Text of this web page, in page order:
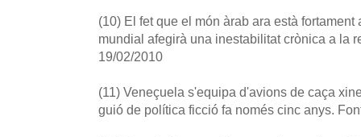
(10) El fet que el món àrab ara està
mundial afegirà una inestabilitat crònica a la
19/02/2010
(11) Veneçuela s'equipa d'avions de caça
guió de política ficció fa només cinc anys.